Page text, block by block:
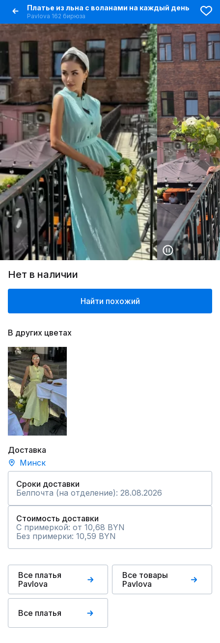
Платье из льна с воланами на каждый день
Pavlova 162 бирюза
Нет в наличии
Найти похожий
В других цветах
Доставка
Минск
Сроки доставки
Белпочта (на отделение): 28.08.2026
Стоимость доставки
С примеркой: от 10,68 BYN
Без примерки: 10,59 BYN
Все платья
Pavlova
Все товары
Pavlova
Все платья